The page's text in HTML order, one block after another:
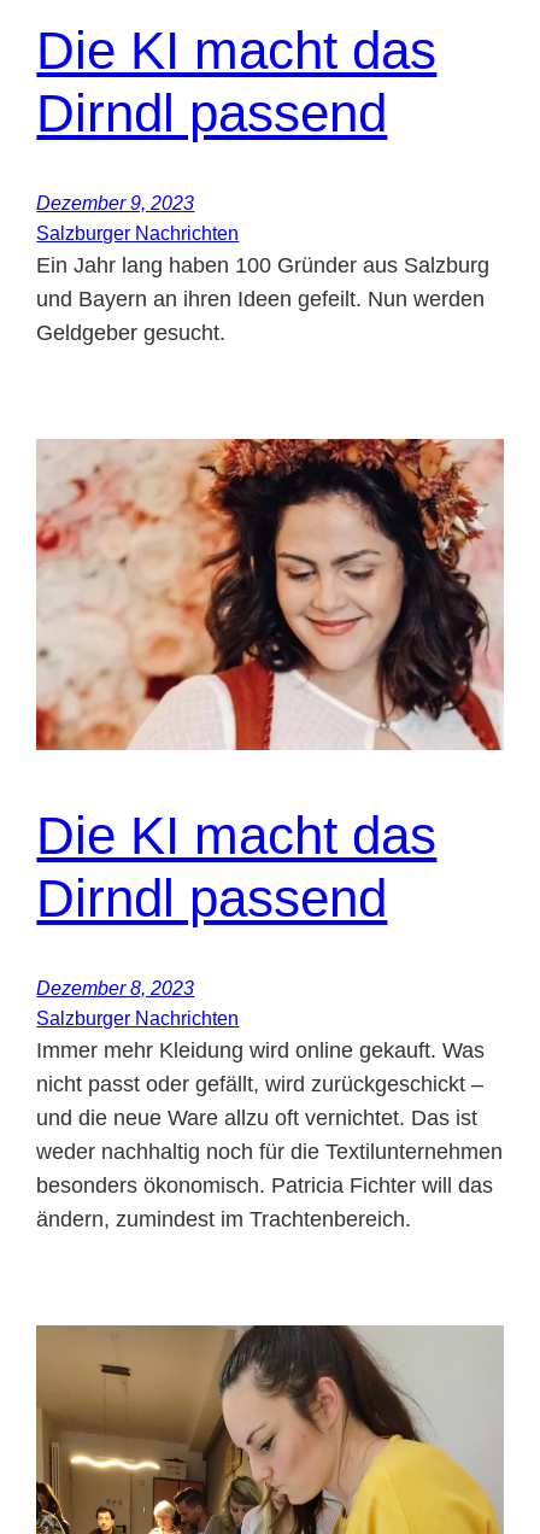
Die KI macht das
Dirndl passend
Dezember 9, 2023
Salzburger Nachrichten
Ein Jahr lang haben 100 Gründer aus Salzburg
und Bayern an ihren Ideen gefeilt. Nun werden
Geldgeber gesucht.
Die KI macht das
Dirndl passend
Dezember 8, 2023
Salzburger Nachrichten
Immer mehr Kleidung wird online gekauft. Was
nicht passt oder gefällt, wird zurückgeschickt –
und die neue Ware allzu oft vernichtet. Das ist
weder nachhaltig noch für die Textilunternehmen
besonders ökonomisch. Patricia Fichter will das
ändern, zumindest im Trachtenbereich.